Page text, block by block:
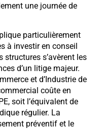
une journée de
particulièrement
à investir en conseil
s’avèrent les
d’un litige majeur.
et d’Industrie de
coûte en
soit l’équivalent de
régulier. La
préventif et le